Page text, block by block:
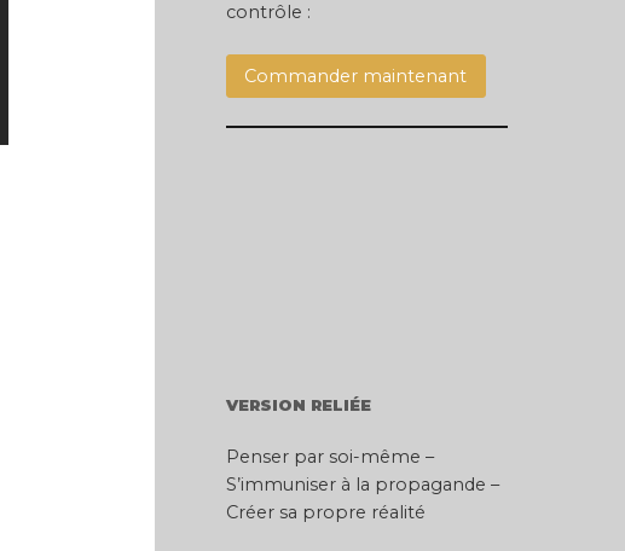
contrôle :
Commander maintenant
VERSION RELIÉE
Penser par soi-même –
S’immuniser à la propagande –
Créer sa propre réalité